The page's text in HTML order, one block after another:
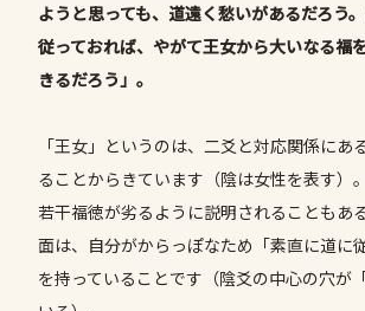
ようと思っても、道遠く愁いがあるだろう
従っておれば、やがて王女から大いなる福
きるだろう」。
「王女」というのは、二爻と対応関係にあ
ることからきています（陰は女性を表す）
若干福徳が劣るように説明されることもあ
面は、自分がからっぽなため「素直に道に
を持っていることです（陰爻の中心の穴が